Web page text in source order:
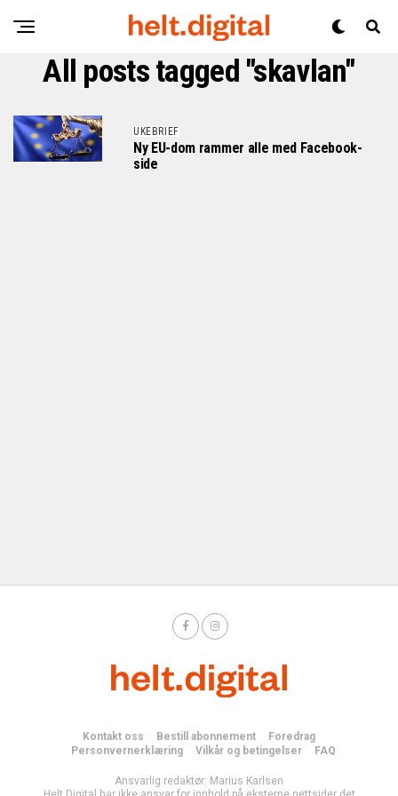
All posts tagged "skavlan"
UKEBRIEF
Ny EU-dom rammer alle med Facebook-
side
Kontakt oss Bestill abonnement
Foredrag
Personvernerklæring
Vilkår og betingelser FAQ
Ansvarlig redaktør: Marius Karlsen